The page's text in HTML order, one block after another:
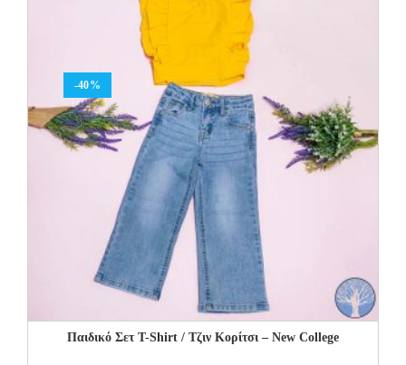
-40%
Παιδικό Σετ Τ-Shirt / Τζιν Κορίτσι – New College